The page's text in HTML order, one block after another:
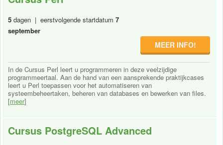
5 dagen | eerstvolgende startdatum 7
september
MEER INFO!
In de Cursus Perl leert u programmeren in deze veelzijdige
programmeertaal. Aan de hand van een aansprekende praktijkcases
leert u Perl toepassen voor het automatiseren van
systeembeheertaken, beheren van databases en bewerken van files.
[meer]
Cursus PostgreSQL Advanced